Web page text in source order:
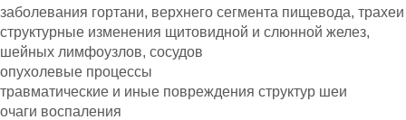
заболевания гортани, верхнего сегмента пищевода, трахеи
структурные изменения щитовидной и слюнной желез,
шейных лимфоузлов, сосудов
опухолевые процессы
травматические и иные повреждения структур шеи
очаги воспаления